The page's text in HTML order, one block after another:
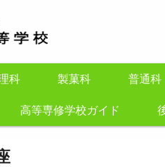
科 製菓科 普通科
高等専修学校ガイド